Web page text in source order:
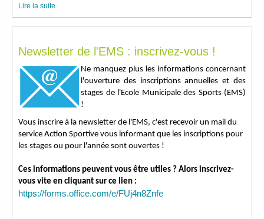
Lire la suite
Newsletter de l'EMS : inscrivez-vous !
Ne manquez plus les informations concernant
l'ouverture des inscriptions annuelles et des
stages de l'Ecole Municipale des Sports (EMS)
!
Vous inscrire à la newsletter de l'EMS, c'est recevoir un mail du
service Action Sportive vous informant que les inscriptions pour
les stages ou pour l'année sont ouvertes !
Ces informations peuvent vous être utiles ? Alors inscrivez-
vous vite en cliquant sur ce lien :
https://forms.office.com/e/FUj4n8Znfe